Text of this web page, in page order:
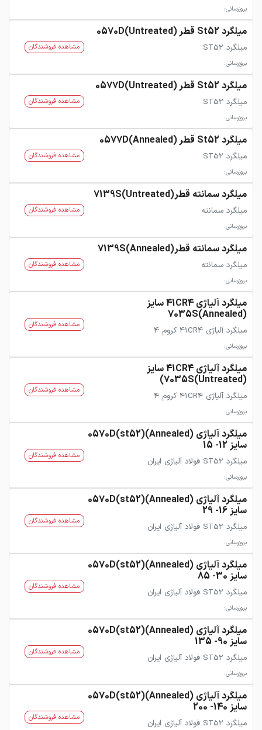
بروزرسانی:
میلگرد St52 قطر 0570D(Untreated)
میلگرد ST52
بروزرسانی:
مشاهده فروشندگان
میلگرد St52 قطر 0577D(Untreated)
میلگرد ST52
بروزرسانی:
مشاهده فروشندگان
میلگرد St52 قطر 0577D(Annealed)
میلگرد ST52
بروزرسانی:
مشاهده فروشندگان
میلگرد سمانته قطر7139S(Untreated)
میلگرد سمانته
بروزرسانی:
مشاهده فروشندگان
میلگرد سمانته قطر7139S(Annealed)
میلگرد سمانته
بروزرسانی:
مشاهده فروشندگان
میلگرد آلیاژی 41CR4 سایز
7035S(Annealed)
میلگرد آلیاژی 41CR4 کروم 4
بروزرسانی:
مشاهده فروشندگان
میلگرد آلیاژی 41CR4 سایز
7035S(Untreated))
میلگرد آلیاژی 41CR4 کروم 4
بروزرسانی:
مشاهده فروشندگان
میلگرد آلیاژی 0570D(st52)(Annealed)
سایز 12- 15
میلگرد ST52 فولاد آلیاژی ایران
بروزرسانی:
مشاهده فروشندگان
میلگرد آلیاژی 0570D(st52)(Annealed)
سایز 16- 29
میلگرد ST52 فولاد آلیاژی ایران
بروزرسانی:
مشاهده فروشندگان
میلگرد آلیاژی 0570D(st52)(Annealed)
سایز 30- 85
میلگرد ST52 فولاد آلیاژی ایران
بروزرسانی:
مشاهده فروشندگان
میلگرد آلیاژی 0570D(st52)(Annealed)
سایز 90- 135
میلگرد ST52 فولاد آلیاژی ایران
بروزرسانی:
مشاهده فروشندگان
میلگرد آلیاژی 0570D(st52)(Annealed)
سایز 140- 200
میلگرد ST52 فولاد آلیاژی ایران مشاهده فروشندگان